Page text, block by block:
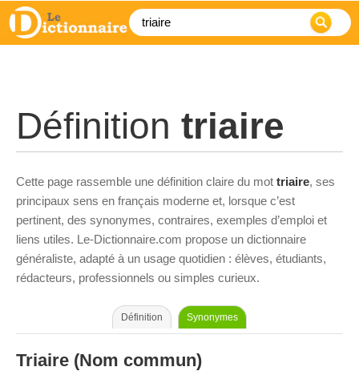
Définition triaire
Cette page rassemble une définition claire du mot triaire, ses
principaux sens en français moderne et, lorsque c’est
pertinent, des synonymes, contraires, exemples d’emploi et
liens utiles. Le-Dictionnaire.com propose un dictionnaire
généraliste, adapté à un usage quotidien : élèves, étudiants,
rédacteurs, professionnels ou simples curieux.
Définition Synonymes
Triaire (Nom commun)